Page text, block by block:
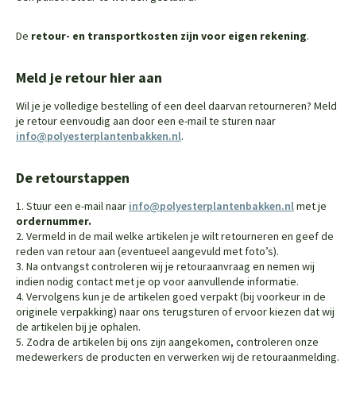
De retour- en transportkosten zijn voor eigen rekening.
Meld je retour hier aan
Wil je je volledige bestelling of een deel daarvan retourneren? Meld
je retour eenvoudig aan door een e-mail te sturen naar
info@polyesterplantenbakken.nl.
De retourstappen
1. Stuur een e-mail naar info@polyesterplantenbakken.nlmet je
ordernummer.
2. Vermeld in de mail welke artikelen je wilt retourneren en geef de
reden van retour aan (eventueel aangevuld met foto’s).
3. Na ontvangst controleren wij je retouraanvraag en nemen wij
indien nodig contact met je op voor aanvullende informatie.
4. Vervolgens kun je de artikelen goed verpakt (bij voorkeur in de
originele verpakking) naar ons terugsturen of ervoor kiezen dat wij
de artikelen bij je ophalen.
5. Zodra de artikelen bij ons zijn aangekomen, controleren onze
medewerkers de producten en verwerken wij de retouraanmelding.